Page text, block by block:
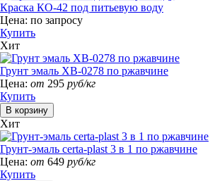
Краска КО-42 под питьевую воду
Цена: по запросу
Купить
Хит
Грунт эмаль ХВ-0278 по ржавчине
Цена: от 295 руб/кг
Купить
Хит
Грунт-эмаль certa-plast 3 в 1 по ржавчине
Цена: от 649 руб/кг
Купить